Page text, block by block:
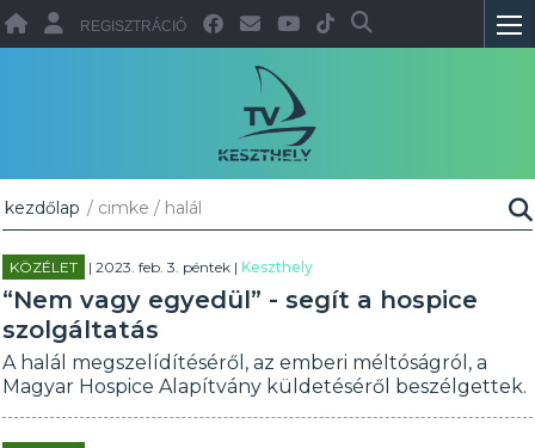
REGISZTRÁCIÓ
kezdőlap / cimke / halál
KÖZÉLET | 2023. feb. 3. péntek |Keszthely
“Nem vagy egyedül” - segít a hospice
szolgáltatás
A halál megszelídítéséről, az emberi méltóságról, a
Magyar Hospice Alapítvány küldetéséről beszélgettek.